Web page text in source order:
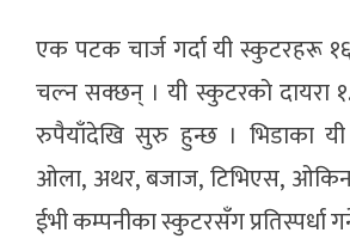
एक पटक चार्ज गर्दा यी स्कुटरहरू
चल्न सक्छन् । यी स्कुटरको दायरा
रुपैयाँदेखि सुरु हुन्छ । भिडाका
ओला, अथर, बजाज, टिभिएस,
ईभी कम्पनीका स्कुटरसँग प्रतिस्पर्धा